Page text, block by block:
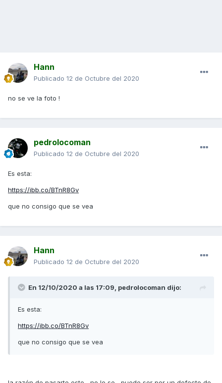
Hann
Publicado 12 de Octubre del 2020
no se ve la foto !
pedrolocoman
Publicado 12 de Octubre del 2020
Es esta:
https://ibb.co/BTnR8Gv
que no consigo que se vea
Hann
Publicado 12 de Octubre del 2020
En 12/10/2020 a las 17:09, pedrolocoman dijo:
Es esta:
https://ibb.co/BTnR8Gv
que no consigo que se vea